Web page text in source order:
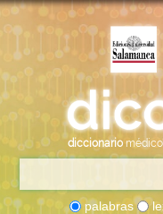
diccionario
palabras